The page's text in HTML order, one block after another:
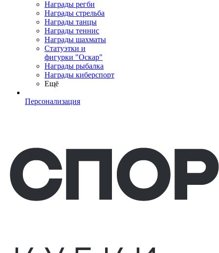
Награды регби
Награды стрельба
Награды танцы
Награды теннис
Награды шахматы
Статуэтки и
фигурки "Оскар"
Награды рыбалка
Награды киберспорт
Ещё
Персонализация